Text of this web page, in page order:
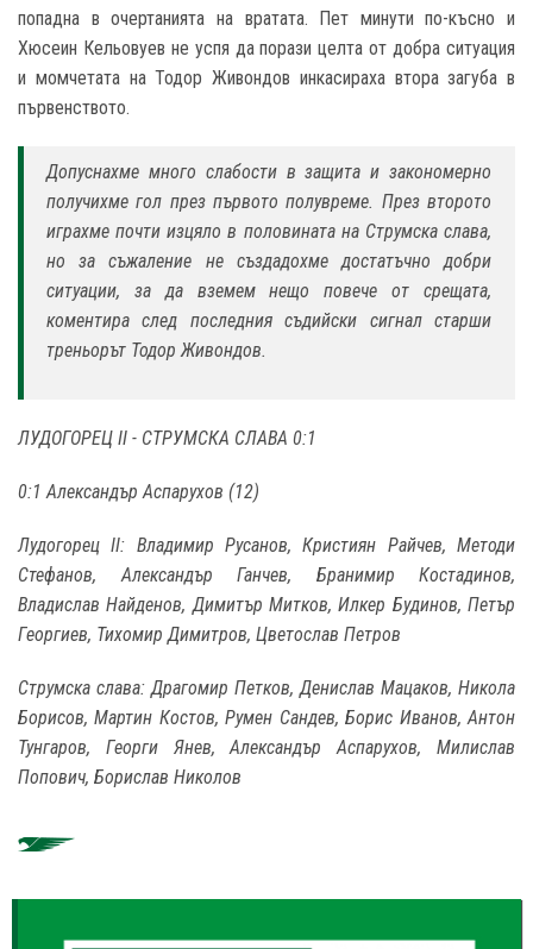
попадна в очертанията на вратата. Пет минути по-късно и
Хюсеин Кельовуев не успя да порази целта от добра ситуация
и момчетата на Тодор Живондов инкасираха втора загуба в
първенството.
Допуснахме много слабости в защита и закономерно
получихме гол през първото полувреме. През второто
играхме почти изцяло в половината на Струмска слава,
но за съжаление не създадохме достатъчно добри
ситуации, за да вземем нещо повече от срещата,
коментира след последния съдийски сигнал старши
треньорът Тодор Живондов.
ЛУДОГОРЕЦ II - СТРУМСКА СЛАВА 0:1
0:1 Александър Аспарухов (12)
Лудогорец II: Владимир Русанов, Кристиян Райчев, Методи
Стефанов, Александър Ганчев, Бранимир Костадинов,
Владислав Найденов, Димитър Митков, Илкер Будинов, Петър
Георгиев, Тихомир Димитров, Цветослав Петров
Струмска слава: Драгомир Петков, Денислав Мацаков, Никола
Борисов, Мартин Костов, Румен Сандев, Борис Иванов, Антон
Тунгаров, Георги Янев, Александър Аспарухов, Милислав
Попович, Борислав Николов